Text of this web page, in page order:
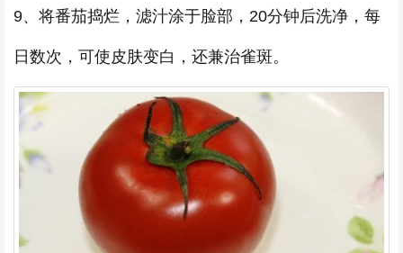
9、将番茄捣烂，滤汁涂于脸部，20分钟后洗净，每
日数次，可使皮肤变白，还兼治雀斑。